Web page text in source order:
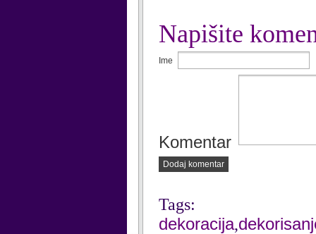
Napišite
Ime
Komentar
Dodaj komentar
Tags:
dekoracija,